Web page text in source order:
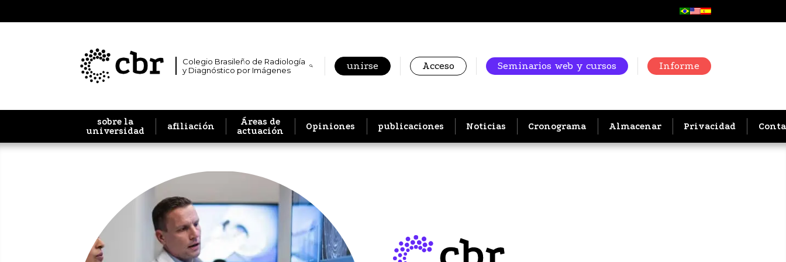
Colegio Brasileño de Radiología
y Diagnóstico por Imágenes
unirse Acceso Seminarios web y cursos Informe
sobre la
universidad
afiliación
Áreas de
actuación
Opiniones publicaciones Noticias Cronograma Almacenar Privacidad